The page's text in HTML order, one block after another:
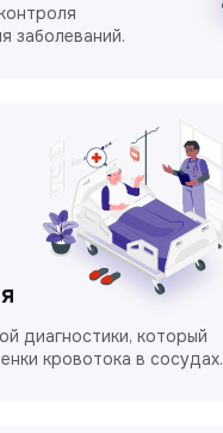
заболеваний.
диагностики, который
кровотока в сосудах.